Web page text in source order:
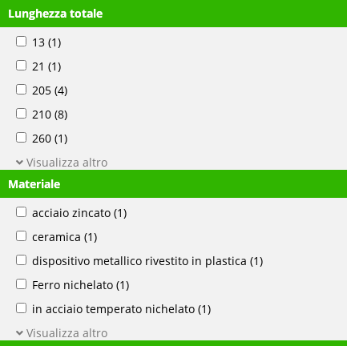
Lunghezza totale
13 (1)
21 (1)
205 (4)
210 (8)
260 (1)
Visualizza altro
Materiale
acciaio zincato (1)
ceramica (1)
dispositivo metallico rivestito in plastica (1)
Ferro nichelato (1)
in acciaio temperato nichelato (1)
Visualizza altro